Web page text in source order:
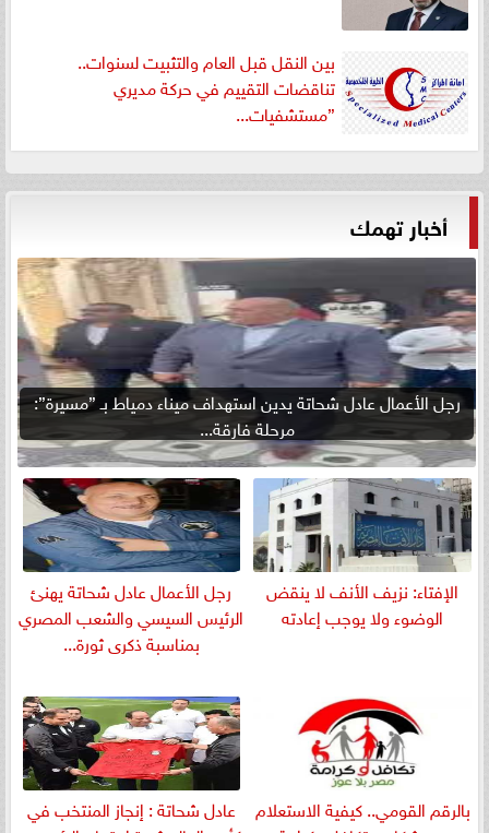
بين النقل قبل العام والتثبيت لسنوات..
تناقضات التقييم في حركة مديري
”مستشفيات...
أخبار تهمك
رجل الأعمال عادل شحاتة يدين استهداف ميناء دمياط بـ ”مسيرة”:
مرحلة فارقة...
الإفتاء: نزيف الأنف لا ينقض
الوضوء ولا يوجب إعادته
رجل الأعمال عادل شحاتة يهنئ
الرئيس السيسي والشعب المصري
بمناسبة ذكرى ثورة...
بالرقم القومي.. كيفية الاستعلام
عادل شحاتة : إنجاز المنتخب في